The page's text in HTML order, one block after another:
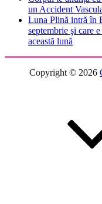
un Accident
Luna Plină intră în
septembrie şi care
această lună
Copyright © 2026